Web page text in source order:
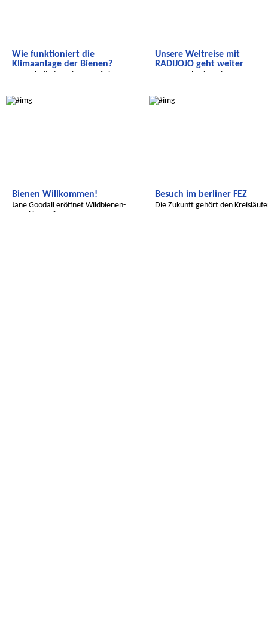
Wie funktioniert die
Klimaanlage der Bienen?
Unsere Weltreise mit
RADIJOJO geht weiter
Bienen Willkommen!
Jane Goodall eröffnet Wildbienen-
Besuch im berliner FEZ
Die Zukunft gehört den